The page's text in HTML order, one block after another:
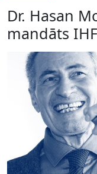
Dr. Hasan
mandāts